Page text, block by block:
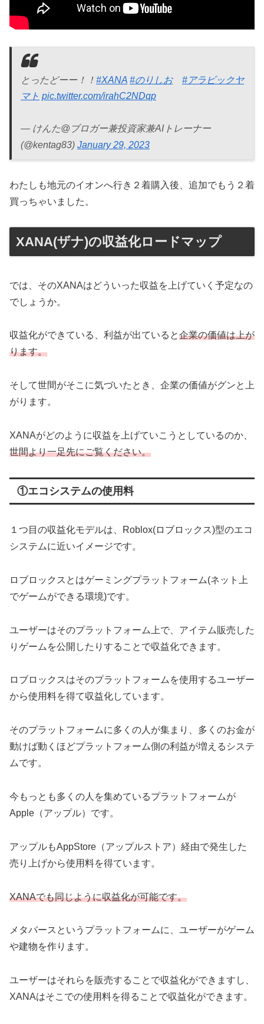
とったどーー！！ #XANA #のりしお
#アラビックヤ
マト pic.twitter.com/irahC2NDqp
— けんた@ブロガー兼投資家兼AIトレーナー
(@kentag83) January 29, 2023
わたしも地元のイオンへ行き２着購入後、追加でもう２着
買っちゃいました。
XANA(ザナ)の収益化ロードマップ
では、そのXANAはどういった収益を上げていく予定なの
でしょうか。
収益化ができている、利益が出ていると企業の価値は上が
ります。
そして世間がそこに気づいたとき、企業の価値がグンと上
がります。
XANAがどのように収益を上げていこうとしているのか、
世間より一足先にご覧ください。
①エコシステムの使用料
１つ目の収益化モデルは、Roblox(ロブロックス)型のエコ
システムに近いイメージです。
ロブロックスとはゲーミングプラットフォーム(ネット上
でゲームができる環境)です。
ユーザーはそのプラットフォーム上で、アイテム販売した
りゲームを公開したりすることで収益化できます。
ロブロックスはそのプラットフォームを使用するユーザー
から使用料を得て収益化しています。
そのプラットフォームに多くの人が集まり、多くのお金が
動けば動くほどプラットフォーム側の利益が増えるシステ
ムです。
今もっとも多くの人を集めているプラットフォームが
Apple（アップル）です。
アップルもAppStore（アップルストア）経由で発生した
売り上げから使用料を得ています。
XANAでも同じように収益化が可能です。
メタバースというプラットフォームに、ユーザーがゲーム
や建物を作ります。
ユーザーはそれらを販売することで収益化ができますし、
XANAはそこでの使用料を得ることで収益化ができます。